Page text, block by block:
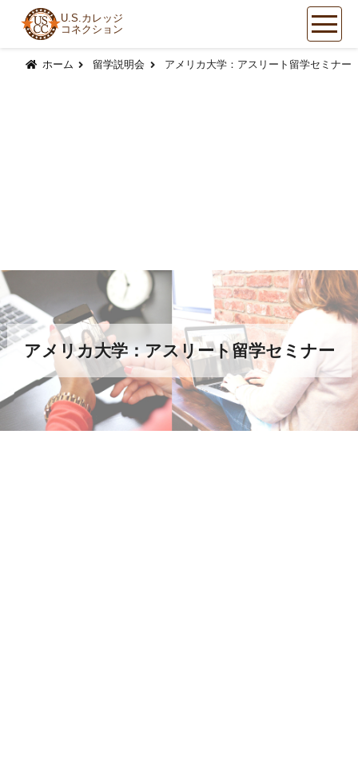
U.S.カレッジ
コネクション
ホーム 留学説明会 アメリカ大学：アスリート留学セミナー
アメリカ大学：アスリート留学セミナー